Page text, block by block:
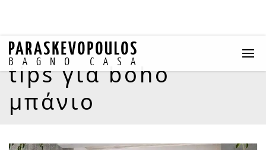
tips για boho
μπάνιο